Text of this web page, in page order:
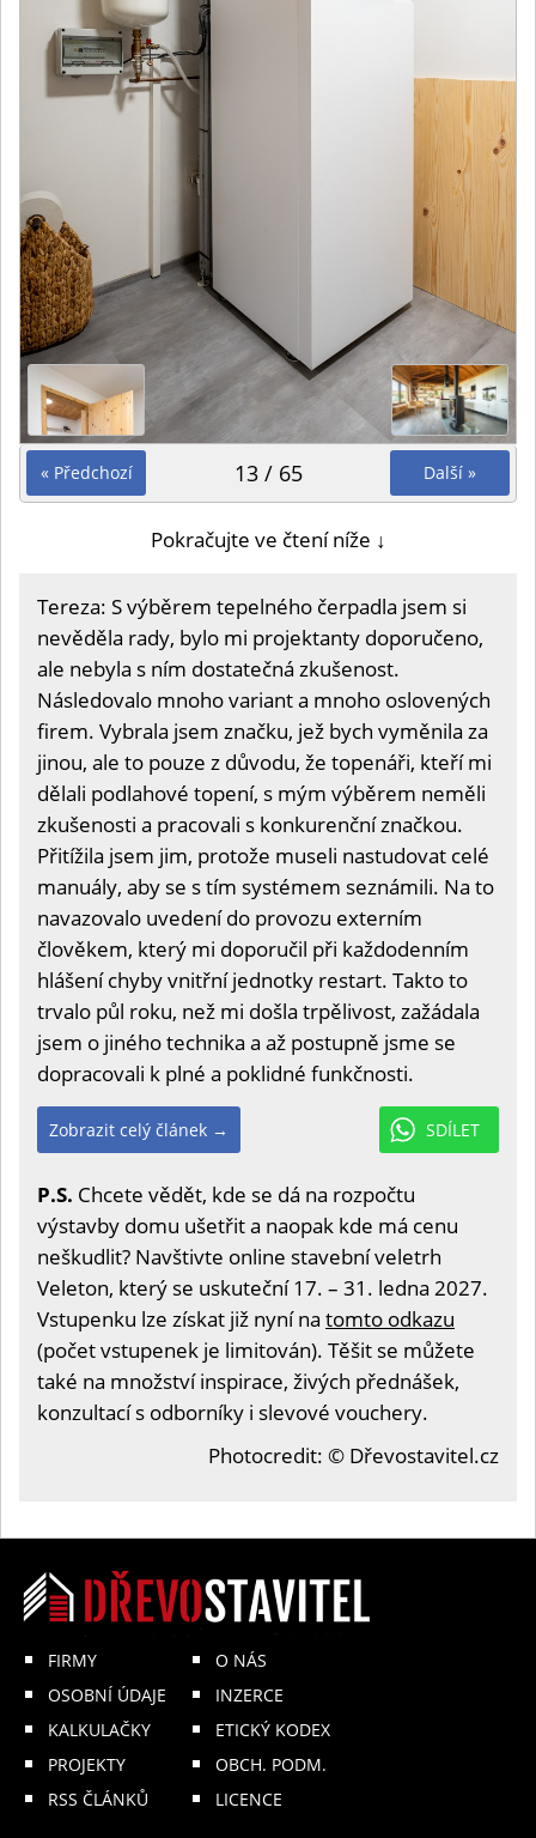
« Předchozí Další »
13 / 65
Pokračujte ve čtení níže ↓
Tereza: S výběrem tepelného čerpadla jsem si
nevěděla rady, bylo mi projektanty doporučeno,
ale nebyla s ním dostatečná zkušenost.
Následovalo mnoho variant a mnoho oslovených
firem. Vybrala jsem značku, jež bych vyměnila za
jinou, ale to pouze z důvodu, že topenáři, kteří mi
dělali podlahové topení, s mým výběrem neměli
zkušenosti a pracovali s konkurenční značkou.
Přitížila jsem jim, protože museli nastudovat celé
manuály, aby se s tím systémem seznámili. Na to
navazovalo uvedení do provozu externím
člověkem, který mi doporučil při každodenním
hlášení chyby vnitřní jednotky restart. Takto to
trvalo půl roku, než mi došla trpělivost, zažádala
jsem o jiného technika a až postupně jsme se
dopracovali k plné a poklidné funkčnosti.
SDÍLET
Zobrazit celý článek →
P.S. Chcete vědět, kde se dá na rozpočtu
výstavby domu ušetřit a naopak kde má cenu
neškudlit? Navštivte online stavební veletrh
Veleton, který se uskuteční 17. – 31. ledna 2027.
Vstupenku lze získat již nyní na tomto odkazu
(počet vstupenek je limitován). Těšit se můžete
také na množství inspirace, živých přednášek,
konzultací s odborníky i slevové vouchery.
Photocredit: © Dřevostavitel.cz
FIRMY
OSOBNÍ ÚDAJE
KALKULAČKY
PROJEKTY
RSS ČLÁNKŮ
O NÁS
INZERCE
ETICKÝ KODEX
OBCH. PODM.
LICENCE